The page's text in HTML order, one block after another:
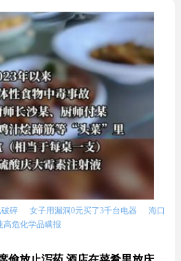
碎 女子用漏洞0元买了3千台电器
海口
高危化学品瞒报